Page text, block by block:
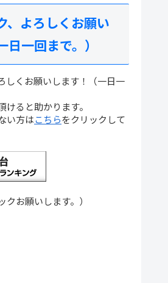
、よろしくお願い
日一回まで。）
しくお願いします！（一日一
けると助かります。
い方はこちらをクリックして
クお願いします。）